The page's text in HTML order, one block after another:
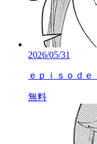
2026/05/31
ｅｐｉｓｏｄ
無料